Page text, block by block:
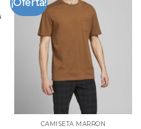
¡Oferta!
CAMISETA MARRON